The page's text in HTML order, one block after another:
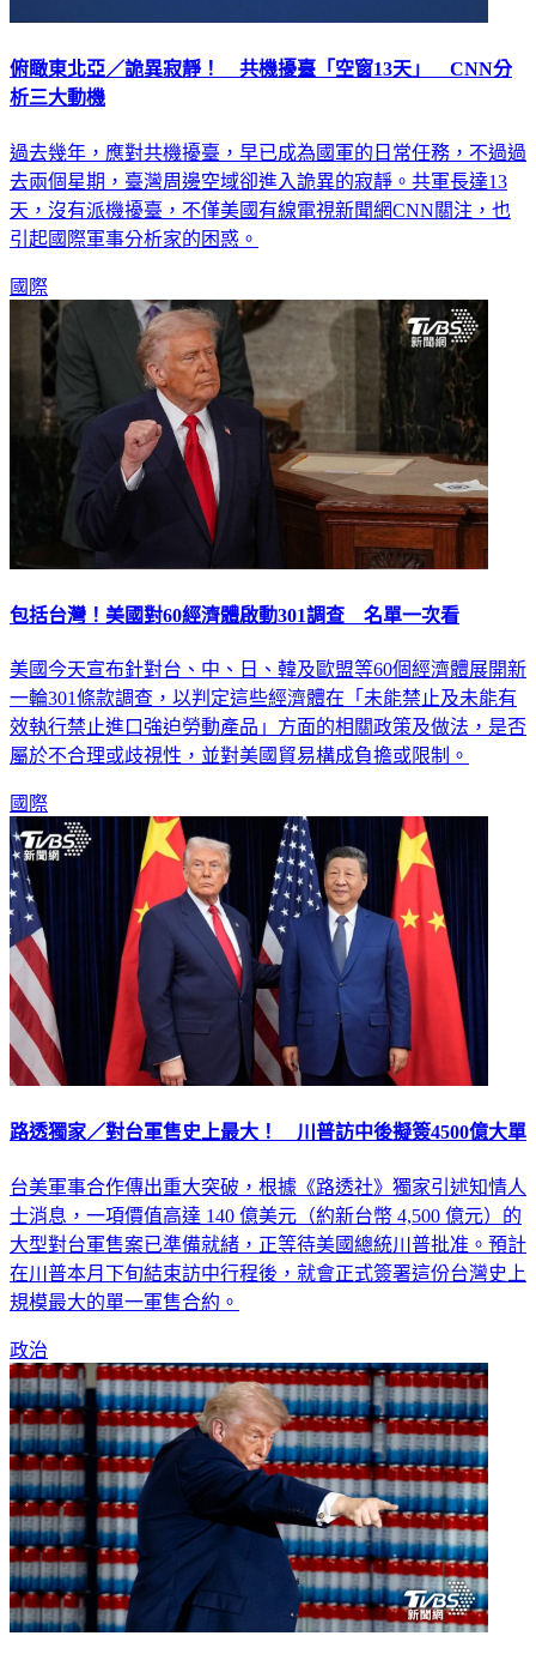
俯瞰東北亞／詭異寂靜！ 共機擾臺「空窗13天」 CNN分
析三大動機
過去幾年，應對共機擾臺，早已成為國軍的日常任務，不過過
去兩個星期，臺灣周邊空域卻進入詭異的寂靜。共軍長達13
天，沒有派機擾臺，不僅美國有線電視新聞網CNN關注，也
引起國際軍事分析家的困惑。
國際
包括台灣！美國對60經濟體啟動301調查 名單一次看
美國今天宣布針對台、中、日、韓及歐盟等60個經濟體展開新
一輪301條款調查，以判定這些經濟體在「未能禁止及未能有
效執行禁止進口強迫勞動產品」方面的相關政策及做法，是否
屬於不合理或歧視性，並對美國貿易構成負擔或限制。
國際
路透獨家／對台軍售史上最大！ 川普訪中後擬簽4500億大單
台美軍事合作傳出重大突破，根據《路透社》獨家引述知情人
士消息，一項價值高達 140 億美元（約新台幣 4,500 億元）的
大型對台軍售案已準備就緒，正等待美國總統川普批准。預計
在川普本月下旬結束訪中行程後，就會正式簽署這份台灣史上
規模最大的單一軍售合約。
政治